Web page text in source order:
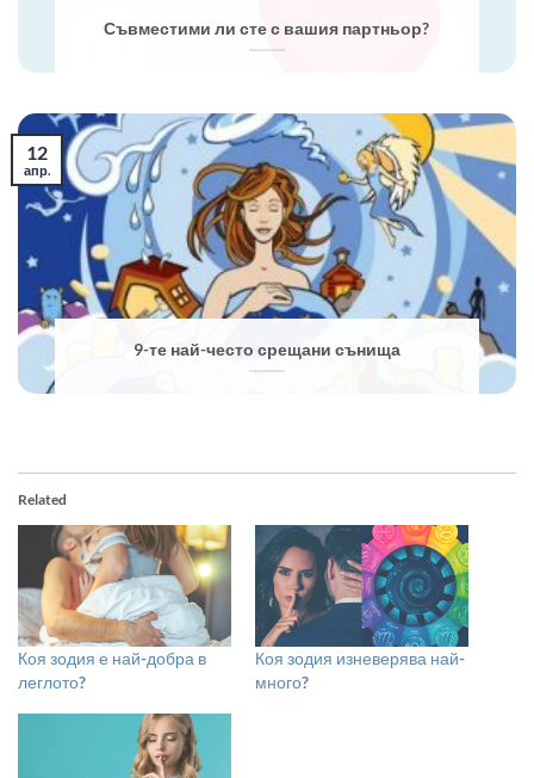
Съвместими ли сте с вашия партньор?
9-те най-често срещани сънища
12
апр.
Related
Коя зодия е най-добра в
леглото?
Коя зодия изневерява най-
много?